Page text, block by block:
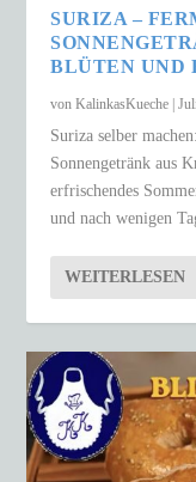
SURIZA –
BLÜTEN UND
vonKalinkasKueche |
Suriza selber
Sonnengetränk aus
erfrischendes
und nach wenigen
WEITERLESEN